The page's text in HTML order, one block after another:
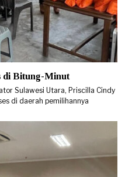
di Bitung-Minut
Sulawesi Utara, Priscilla Cindy
di daerah pemilihannya